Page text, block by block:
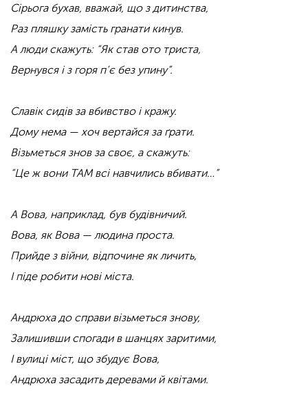
Сірьога бухав, вважай, що з дитинства,
Раз пляшку замість гранати кинув.
А люди скажуть: “Як став ото триста,
Вернувся і з горя п’є без упину”.
Славік сидів за вбивство і кражу.
Дому нема — хоч вертайся за ґрати.
Візьметься знов за своє, а скажуть:
“Це ж вони ТАМ всі навчились вбивати…”
А Вова, наприклад, був будівничий.
Вова, як Вова — людина проста.
Прийде з війни, відпочине як личить,
І піде робити нові міста.
Андрюха до справи візьметься знову,
Залишивши спогади в шанцях заритими,
І вулиці міст, що збудує Вова,
Андрюха засадить деревами й квітами.